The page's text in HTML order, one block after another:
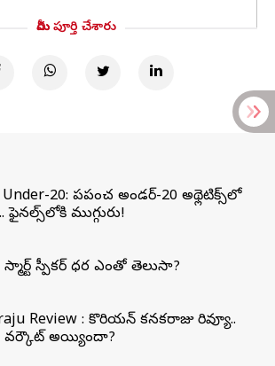
మీరు పూర్తి చేశారు
20: ప్రపంచ అండర్-20 అథ్లెటిక్స్‌లో
ముగ్గురు!
స్మార్ట్ స్పీకర్ ధర ఎంతో తెలుసా?
Review : కొరియన్ కనకరాజు రివ్యూ..
అయ్యిందా?